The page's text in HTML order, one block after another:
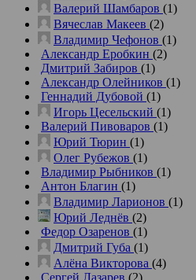
Валерий Шамбаров (1)
Вячеслав Макеев (2)
Владимир Чефонов (1)
Александр Еробкин (2)
Дмитрий Забиров (1)
Александр Олейников (1)
Геннадий Дубовой (1)
Игорь Цесельский (1)
Валерий Пивоваров (1)
Юрий Тюрин (1)
Олег Рубежов (1)
Владимир Рыбников (1)
Антон Благин (1)
Владимир Ларионов (1)
Юрий Леднёв (2)
Федор Озаренов (1)
Дмитрий Губа (1)
Алёна Викторова (4)
Сергей Лазарев (2)